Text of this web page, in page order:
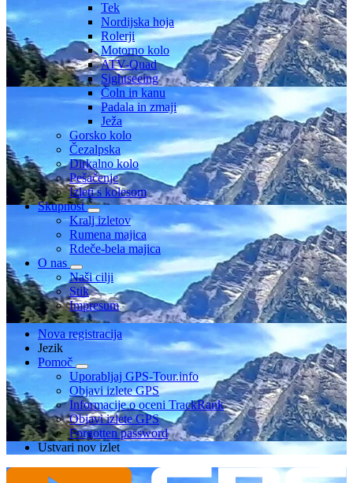
Tek
Nordijska hoja
Rolerji
Motorno kolo
ATV-Quad
Sightseeing
Čoln in kanu
Padala in zmaji
Ježa
Gorsko kolo
Čezalpska
Dirkalno kolo
Pešačenje
Izleti s kolesom
Skupnost
Kralj izletov
Rumena majica
Rdeče-bela majica
O nas
Naši cilji
Stik
Impresum
Nova registracija
Jezik
Pomoč
Uporabljaj GPS-Tour.info
Objavi izlete GPS
Informacije o oceni TrackRank
Objavi izlete GPS
Forgotten password
Ustvari nov izlet